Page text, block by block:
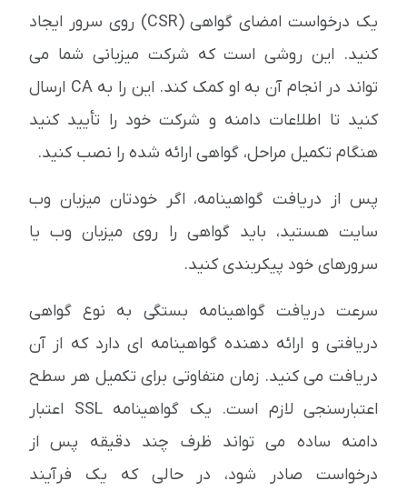
یک درخواست امضای گواهی (CSR) روی سرور ایجاد
کنید. این روشی است که شرکت میزبانی شما می
تواند در انجام آن به او کمک کند. این را به CA ارسال
کنید تا اطلاعات دامنه و شرکت خود را تأیید کنید
هنگام تکمیل مراحل، گواهی ارائه شده را نصب کنید.
پس از دریافت گواهینامه، اگر خودتان میزبان وب
سایت هستید، باید گواهی را روی میزبان وب یا
سرورهای خود پیکربندی کنید.
سرعت دریافت گواهینامه بستگی به نوع گواهی
دریافتی و ارائه دهنده گواهینامه ای دارد که از آن
دریافت می کنید. زمان متفاوتی برای تکمیل هر سطح
اعتبارسنجی لازم است. یک گواهینامه SSL اعتبار
دامنه ساده می تواند ظرف چند دقیقه پس از
درخواست صادر شود، در حالی که یک فرآیند